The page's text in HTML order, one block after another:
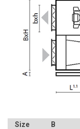
Size B